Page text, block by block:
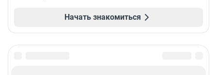
Начать знакомиться